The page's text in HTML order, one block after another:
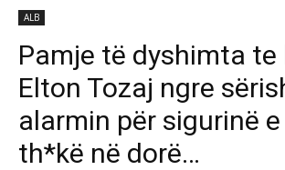
ALB
Pamje të dyshimta te
Elton Tozaj ngre
alarmin për sigurinë
th*kë në dorë…